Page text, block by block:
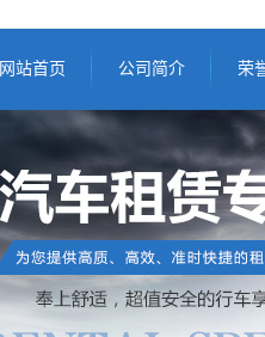
网站首页 公司简介
公司相册
荣